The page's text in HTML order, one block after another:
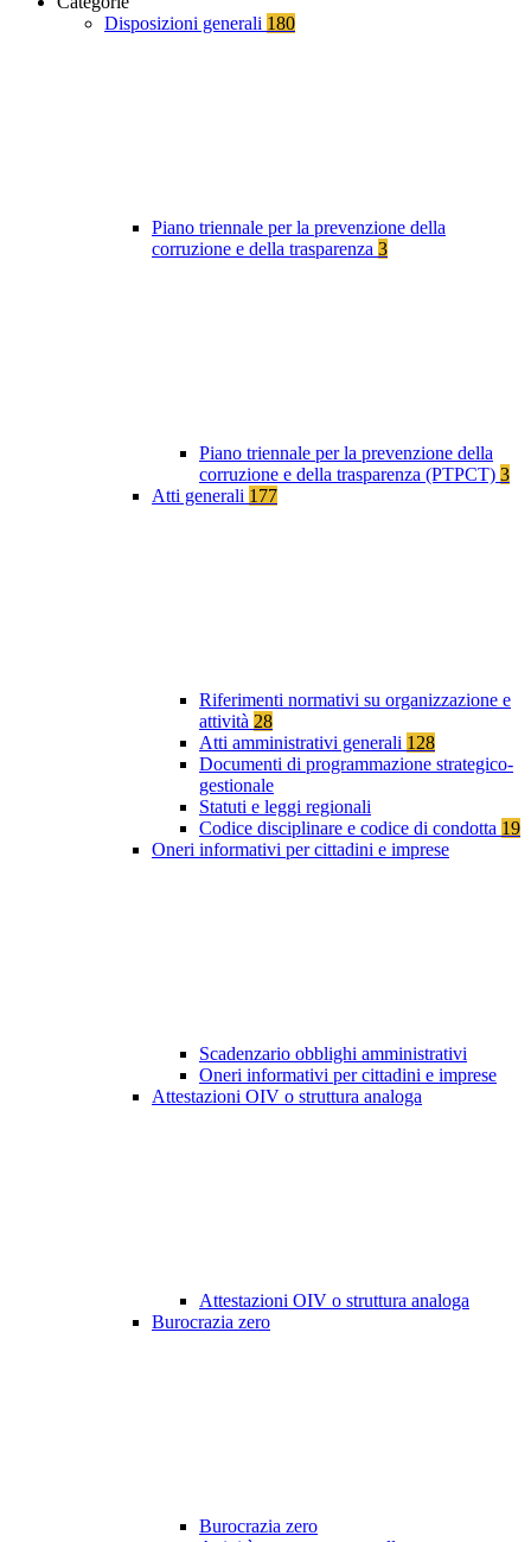
Disposizioni generali 180
Piano triennale per la prevenzione della
corruzione e della trasparenza 3
Piano triennale per la prevenzione della
corruzione e della trasparenza (PTPCT) 3
Atti generali 177
Riferimenti normativi su organizzazione e
attività 28
Atti amministrativi generali 128
Documenti di programmazione strategico-
gestionale
Statuti e leggi regionali
Codice disciplinare e codice di condotta 19
Oneri informativi per cittadini e imprese
Scadenzario obblighi amministrativi
Oneri informativi per cittadini e imprese
Attestazioni OIV o struttura analoga
Attestazioni OIV o struttura analoga
Burocrazia zero
Burocrazia zero